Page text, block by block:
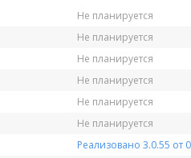
Не планируется
Не планируется
Не планируется
Не планируется
Не планируется
Не планируется
Реализовано 3.0.55 от